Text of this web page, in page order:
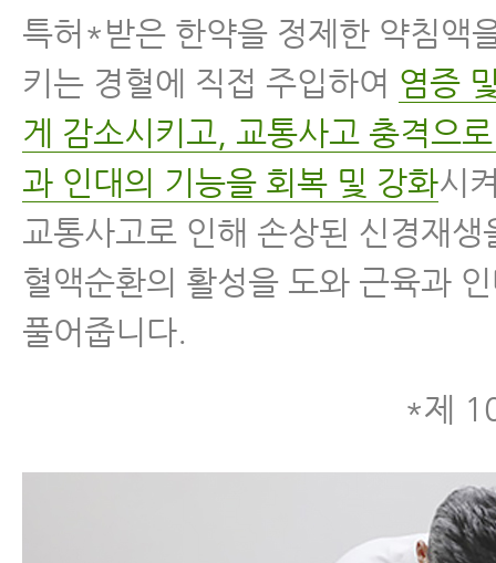
특허*받은 한약을 정제한 약침액
키는 경혈에 직접 주입하여 염증
게 감소시키고, 교통사고 충격으
과 인대의 기능을 회복 및 강화시
교통사고로 인해 손상된 신경재생
혈액순환의 활성을 도와 근육과
풀어줍니다.
*제